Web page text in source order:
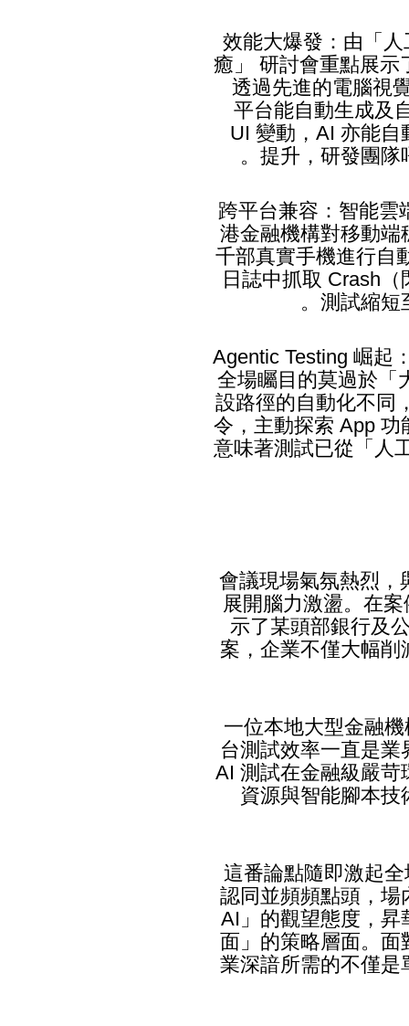
效能大爆發：由「
癒」 研討會重點展示
透過先進的電腦視
平台能自動生成及
UI 變動，AI 亦能
提升，研發團隊
跨平台兼容：智能雲
港金融機構對移動
千部真實手機進行自
日誌中抓取 Crash
測試縮短
Agentic Testing 崛起
全場矚目的莫過於「
設路徑的自動化不同
令，主動探索 App
意味著測試已從「人
會議現場氣氛熱烈，
展開腦力激盪。在
示了某頭部銀行及
案，企業不僅大幅
一位本地大型金融
台測試效率一直是
AI 測試在金融級嚴
資源與智能腳本
這番論點隨即激起
認同並頻頻點頭，
AI」的觀望態度，昇
面」的策略層面。
業深諳所需的不僅